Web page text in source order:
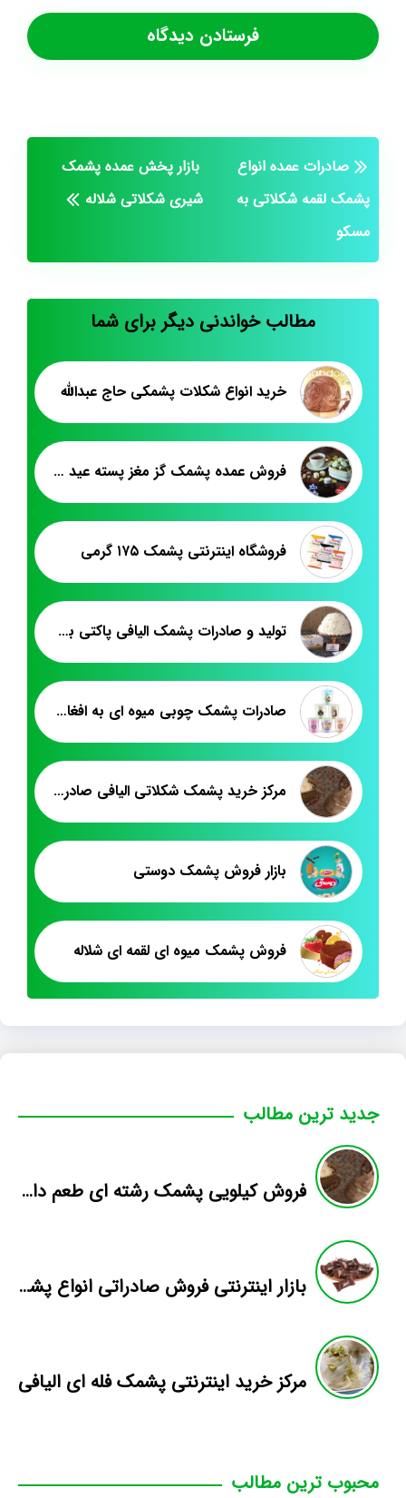
صادرات عمده انواع
پشمک لقمه شکلاتی به
مسکو
بازار پخش عمده پشمک
شیری شکلاتی شلاله
مطالب خواندنی دیگر برای شما
خرید انواع شکلات پشمکی حاج عبدالله
فروش عمده پشمک گز مغز پسته عید نوروز
فروشگاه اینترنتی پشمک ۱۷۵ گرمی
تولید و صادرات پشمک الیافی پاکتی به عراق
صادرات پشمک چوبی میوه ای به افغانستان
مرکز خرید پشمک شکلاتی الیافی صادراتی به کویت
بازار فروش پشمک دوستی
فروش پشمک میوه ای لقمه ای شلاله
جدید ترین مطالب
فروش کیلویی پشمک رشته ای طعم دار میوه
بازار اینترنتی فروش صادراتی انواع پشمک الیافی/شکلاتی
مرکز خرید اینترنتی پشمک فله ای الیافی
محبوب ترین مطالب